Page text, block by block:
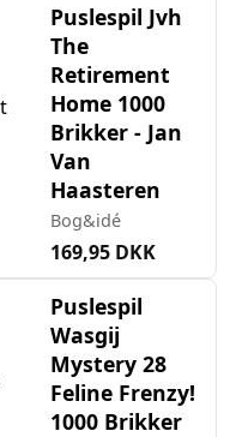
Puslespil Jvh
The
Retirement
Home 1000
Brikker - Jan
Van
Haasteren
Bog&idé
169,95 DKK
Puslespil
Wasgij
Mystery 28
Feline Frenzy!
1000 Brikker